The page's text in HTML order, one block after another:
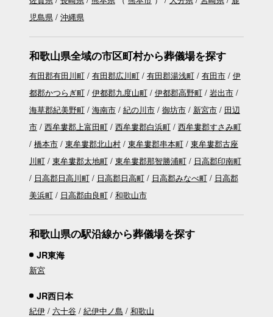
児島県
沖縄県
和歌山県全域の市区町村から葬儀場を探す
有田郡有田川町 有田郡広川町 有田郡湯浅町 有田市
伊
都郡かつらぎ町
伊都郡九度山町 伊都郡高野町
岩出市
海草郡紀美野町
海南市 紀の川市 御坊市 新宮市
田辺
市
西牟婁郡上富田町 西牟婁郡白浜町
西牟婁郡すさみ町
橋本市
東牟婁郡北山村 東牟婁郡串本町
東牟婁郡古座
川町
東牟婁郡太地町 東牟婁郡那智勝浦町
日高郡印南町
日高郡日高川町
日高郡日高町 日高郡みなべ町
日高郡
美浜町
日高郡由良町 和歌山市
和歌山県の駅沿線から葬儀場を探す
JR東海
新宮
JR西日本
紀伊 六十谷 紀伊中ノ島
和歌山